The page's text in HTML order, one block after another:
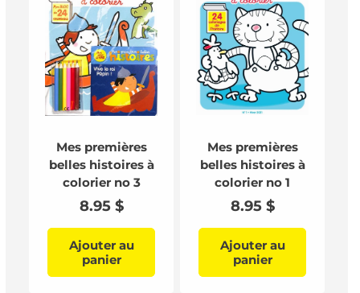
Mes premières
belles histoires à
colorier no 3
Prix
habituel
8.95 $
Ajouter au
panier
Mes premières
belles histoires à
colorier no 1
Prix
habituel
8.95 $
Ajouter au
panier